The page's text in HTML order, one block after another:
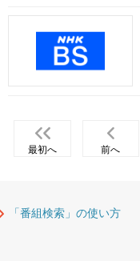
最初へ 前へ
「番組検索」の使い方